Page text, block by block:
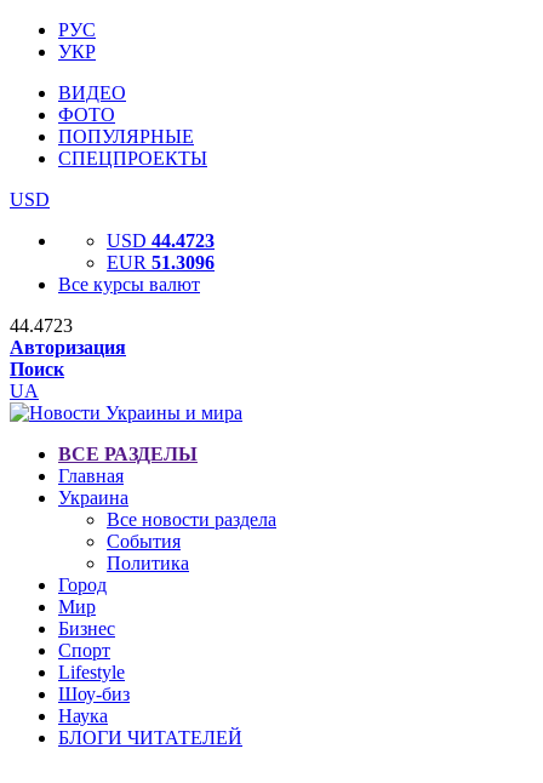
РУС
УКР
ВИДЕО
ФОТО
ПОПУЛЯРНЫЕ
СПЕЦПРОЕКТЫ
USD
USD 44.4723
EUR 51.3096
Все курсы валют
44.4723
Авторизация
Поиск
UA
ВСЕ РАЗДЕЛЫ
Главная
Украина
Все новости раздела
События
Политика
Город
Мир
Бизнес
Спорт
Lifestyle
Шоу-биз
Наука
БЛОГИ ЧИТАТЕЛЕЙ